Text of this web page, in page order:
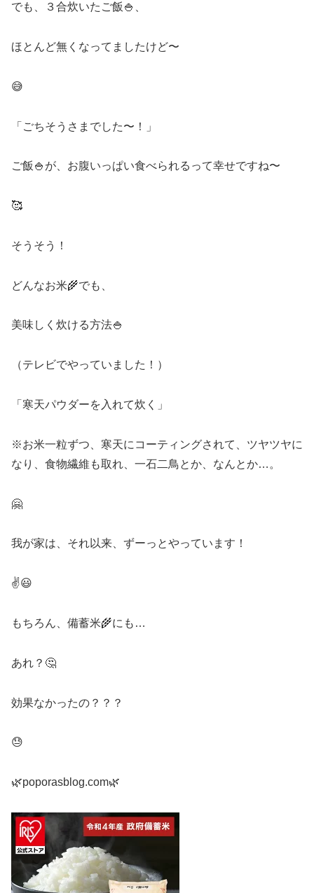
でも、３合炊いたご飯🍚、
ほとんど無くなってましたけど〜
😅
「ごちそうさまでした〜！」
ご飯🍚が、お腹いっぱい食べられるって幸せですね〜
🥰
そうそう！
どんなお米🌾でも、
美味しく炊ける方法🍚
（テレビでやっていました！）
「寒天パウダーを入れて炊く」
※お米一粒ずつ、寒天にコーティングされて、ツヤツヤに
なり、食物繊維も取れ、一石二鳥とか、なんとか…。
🤗
我が家は、それ以来、ずーっとやっています！
✌️😃
もちろん、備蓄米🌾にも…
あれ？🤔
効果なかったの？？？
😓
🌿poporasblog.com🌿